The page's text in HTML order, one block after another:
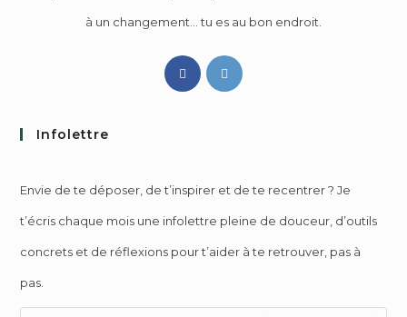
à un changement… tu es au bon endroit.
Infolettre
Envie de te déposer, de t’inspirer et de te recentrer ? Je
t’écris chaque mois une infolettre pleine de douceur, d’outils
concrets et de réflexions pour t’aider à te retrouver, pas à
pas.